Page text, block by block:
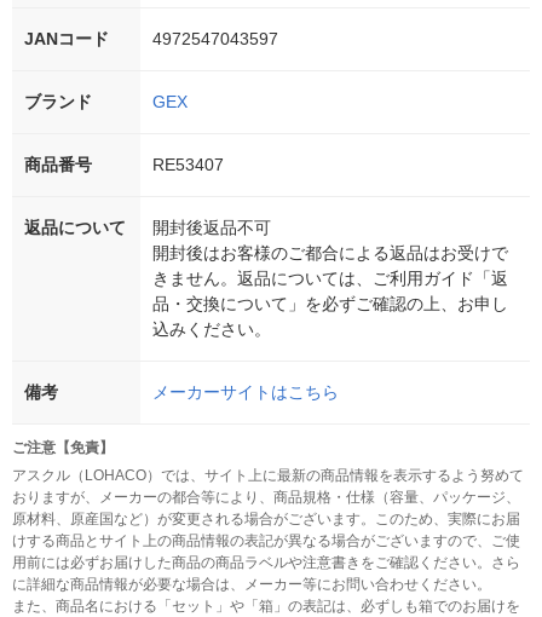
JANコード 4972547043597
ブランド GEX
商品番号 RE53407
返品について
開封後返品不可
開封後はお客様のご都合による返品はお受けで
きません。返品については、ご利用ガイド「返
品・交換について」を必ずご確認の上、お申し
込みください。
備考 メーカーサイトはこちら
ご注意【免責】
アスクル（LOHACO）では、サイト上に最新の商品情報を表示するよう努めて
おりますが、メーカーの都合等により、商品規格・仕様（容量、パッケージ、
原材料、原産国など）が変更される場合がございます。このため、実際にお届
けする商品とサイト上の商品情報の表記が異なる場合がございますので、ご使
用前には必ずお届けした商品の商品ラベルや注意書きをご確認ください。さら
に詳細な商品情報が必要な場合は、メーカー等にお問い合わせください。
また、商品名における「セット」や「箱」の表記は、必ずしも箱でのお届けを